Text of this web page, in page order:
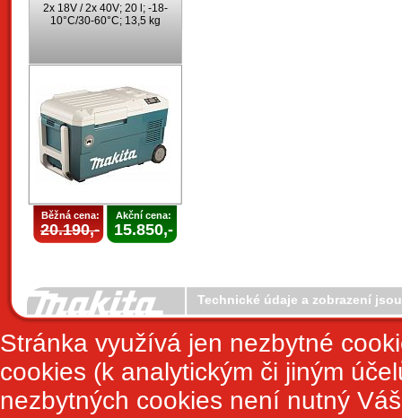
2x 18V / 2x 40V; 20 l; -18-
10°C/30-60°C; 13,5 kg
Běžná cena:
20.190,-
Akční cena:
15.850,-
Technické údaje a zobrazení
Stránka využívá jen nezbytné
cookies (k analytickým či jiným
nezbytných cookies není nutný